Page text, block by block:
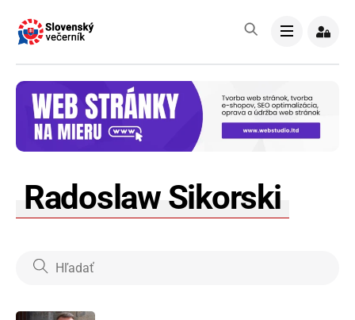
content
Menu
Radoslaw Sikorski